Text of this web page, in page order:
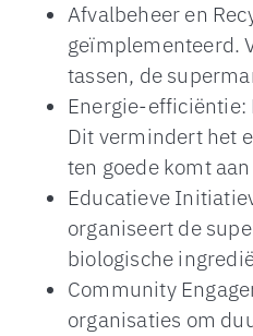
Afvalbeheer en
geïmplementeerd.
tassen, de
Energie-efficiëntie:
Dit vermindert het
ten goede komt
Educatieve
organiseert de
biologische
Community
organisaties om